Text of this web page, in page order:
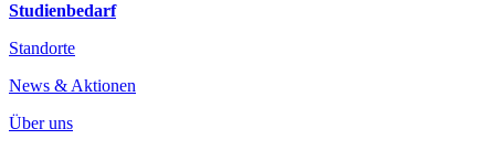
Studienbedarf
Standorte
News & Aktionen
Über uns